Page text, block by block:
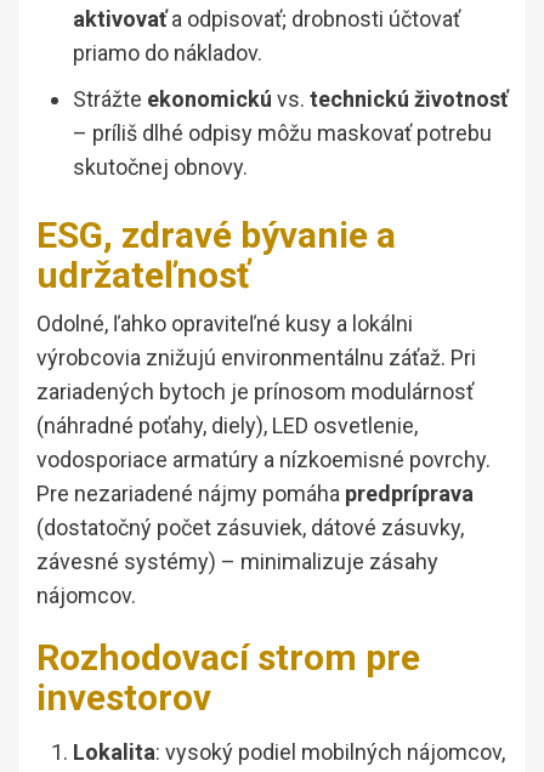
aktivovaťa odpisovať; drobnosti účtovať
priamo do nákladov.
Strážte ekonomickú vs. technickú životnosť
– príliš dlhé odpisy môžu maskovať potrebu
skutočnej obnovy.
ESG, zdravé bývanie a
udržateľnosť
Odolné, ľahko opraviteľné kusy a lokálni
výrobcovia znižujú environmentálnu záťaž. Pri
zariadených bytoch je prínosom modulárnosť
(náhradné poťahy, diely), LED osvetlenie,
vodosporiace armatúry a nízkoemisné povrchy.
Pre nezariadené nájmy pomáha predpríprava
(dostatočný počet zásuviek, dátové zásuvky,
závesné systémy) – minimalizuje zásahy
nájomcov.
Rozhodovací strom pre
investorov
Lokalita: vysoký podiel mobilných nájomcov,